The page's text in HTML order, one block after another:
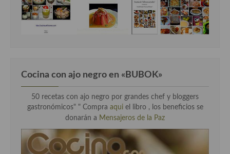
Cocina con ajo negro en «BUBOK»
50 recetas con ajo negro por grandes chef y bloggers
gastronómicos" " Compra aqui el libro , los beneficios se
donarán a Mensajeros de la Paz